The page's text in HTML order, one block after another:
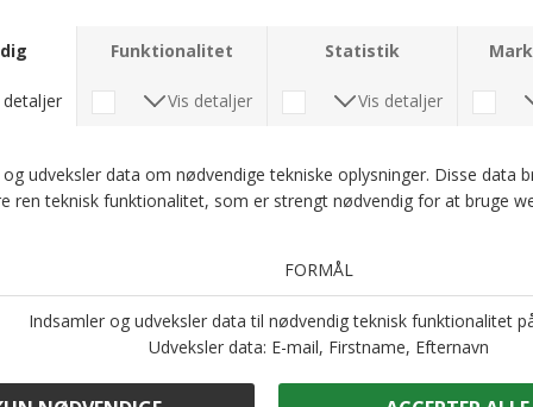
Med sin regular fit sikrer denne t-shirt en klassisk pasform, der sidder godt
på kroppen uden at være for stram, hvilket giver dig frihed til bevægelse.
Den fås i størrelserne M, L, XL og 2XL, så du kan finde den perfekte
kvalitet, og denne t-shirt er ingen undtagelse.
en del af Tommy Hilfigers ikoniske stil – bestil din Seasonal Solid Tee i dag!
Læs mere om Kundeklubben her
Andre købte også